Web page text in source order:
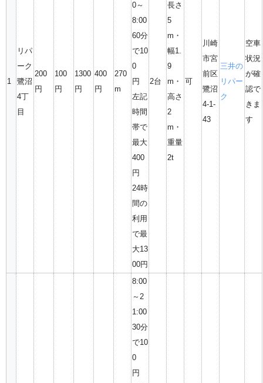
1
リパ
ーク
鷺沼
4丁
目
200
円
100
円
1300
円
400
円
270
m
0～
8:00
60分
で10
0
円
左記
時間
帯で
最大
400
円
24時
間の
利用
で最
大13
00円
2台
長さ
5
m・
幅1.
9
m・
高さ
2
m・
重量
2t
可
川崎
市宮
前区
鷺沼
4-1-
43
三井の
リパー
ク
空車
状況
が確
認で
きま
す
8:00
～2
1:00
30分
で10
0
円